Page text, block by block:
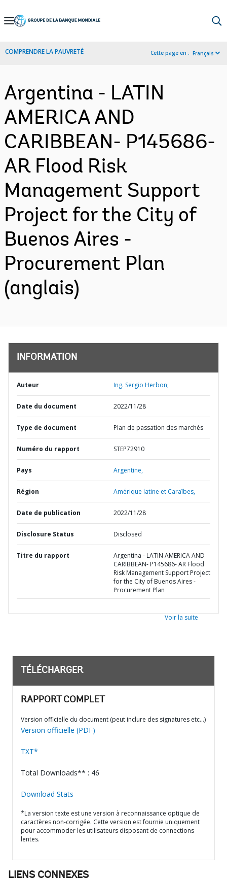
Skip
Navigation
COMPRENDRE LA PAUVRETÉ Cette page en : Français
Argentina - LATIN
AMERICA AND
CARIBBEAN- P145686-
AR Flood Risk
Management Support
Project for the City of
Buenos Aires -
Procurement Plan
(anglais)
INFORMATION
Auteur Ing. Sergio Herbon;
Date du document 2022/11/28
Type de document Plan de passation des marchés
Numéro du rapport STEP72910
Pays Argentine,
Région Amérique latine et Caraïbes,
Date de publication 2022/11/28
Disclosure Status Disclosed
Titre du rapport
Argentina - LATIN AMERICA AND
CARIBBEAN- P145686- AR Flood
Risk Management Support Project
for the City of Buenos Aires -
Procurement Plan
Voir la suite
TÉLÉCHARGER
RAPPORT COMPLET
Version officielle du document (peut inclure des signatures etc…)
Version officielle (PDF)
TXT*
Total Downloads** : 46
Download Stats
*La version texte est une version à reconnaissance optique de
caractères non-corrigée. Cette version est fournie uniquement
pour accommoder les utilisateurs disposant de connections
lentes.
LIENS CONNEXES